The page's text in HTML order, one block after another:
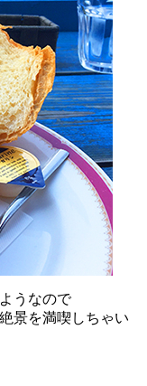
うなので
景を満喫しちゃい